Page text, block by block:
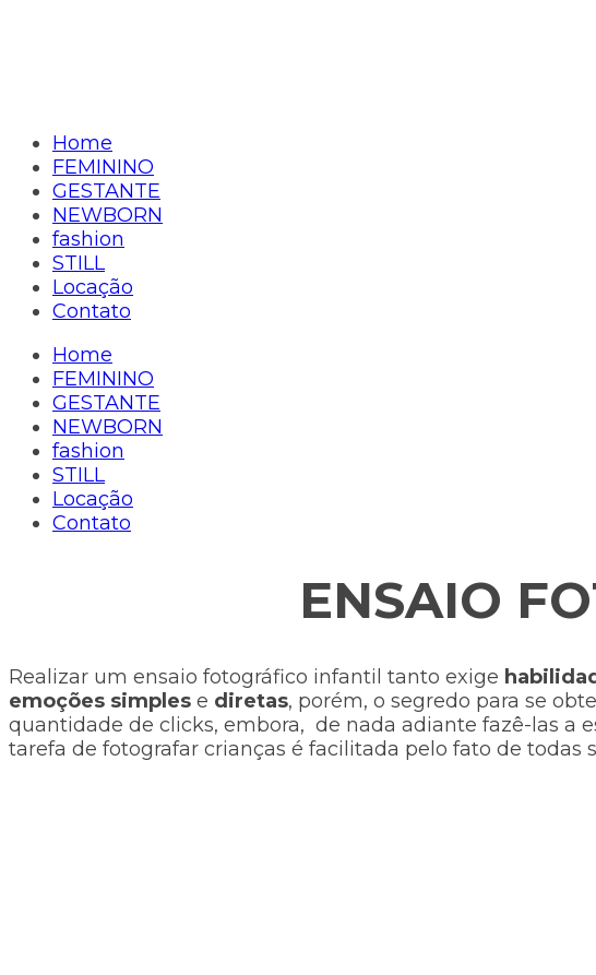
Home
FEMININO
GESTANTE
NEWBORN
fashion
STILL
Locação
Contato
Home
FEMININO
GESTANTE
NEWBORN
fashion
STILL
Locação
Contato
ENSAIO
Realizar um ensaio fotográfico infantil tanto exige
emoções simples e diretas, porém, o segredo para se
quantidade de clicks, embora, de nada adiante fazê-las a
tarefa de fotografar crianças é facilitada pelo fato de todas